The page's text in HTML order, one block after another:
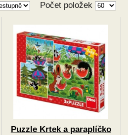
Počet položek
Puzzle Krtek a paraplíčko